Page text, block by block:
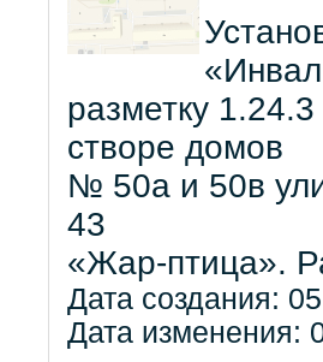
разметку
створе домов
№ 50а и 50в
43
«Жар-птица».
Дата создания:
Дата изменения: